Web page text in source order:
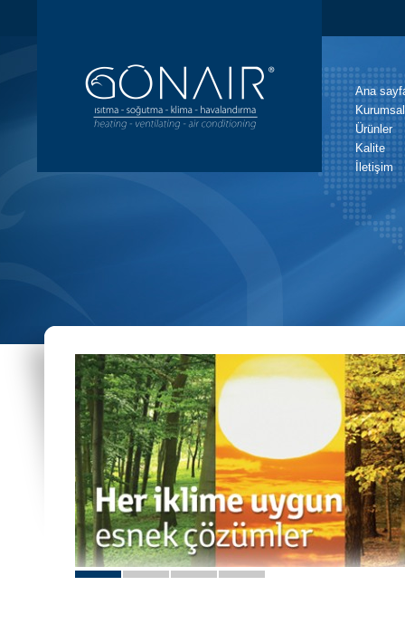
Ana
Kurumsal
Ürünler
Kalite
İletişim